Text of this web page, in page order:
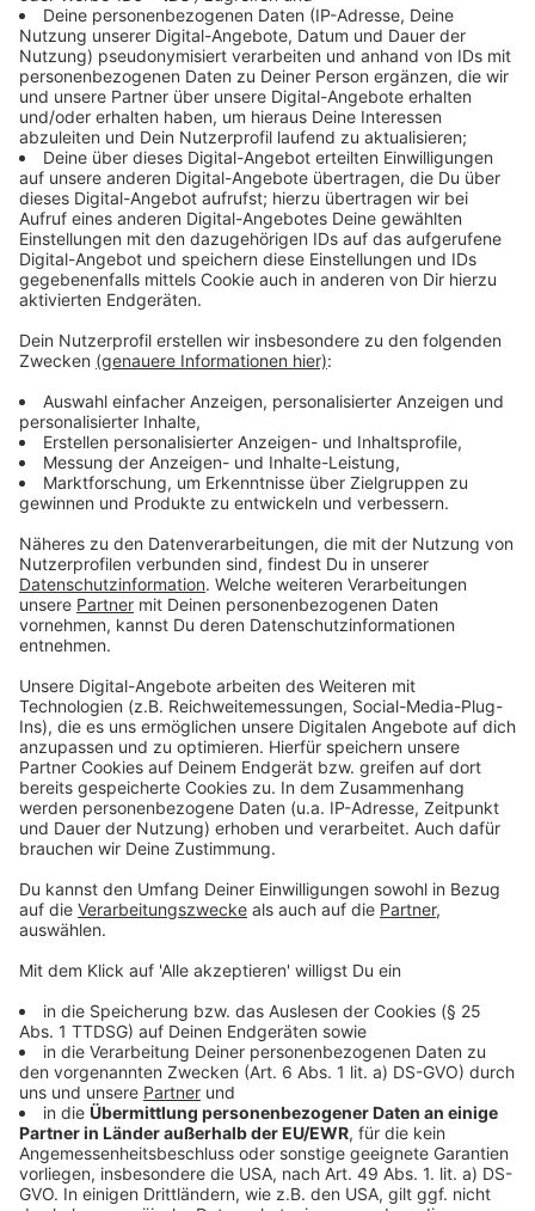
krankarbeiten wird, wenn er nicht bald einen
Assistenten in die Praxis holt. Und so hat es James
Herriot schwer, Fuß zu fassen. Herriot bekommt Hilfe
von Helen Alderson (Rachel Shenton). Die Tochter
eines Farmers ist für den jungen Tierarzt am Ende
sogar mehr als eine freundliche Nachbarschaftshilfe.
Streaming-Dienst: Sky Ticket
Anzeige
Wir benötigen Ihre
Zustimmung, um den YouTube
Video-Service zu laden!
Wir verwenden einen Service eines
Drittanbieters, um Videoinhalte
Daten zu Ihren Aktivitäten
sammeln. Bitte lesen Sie die
Details durch und stimmen Sie der
Nutzung des Service zu, um dieses
Video anzusehen.
Mehr Informationen
Akzeptieren
powered byUsercentrics Consent
Management Platform
Der junge Tierarzt verliebt sich schnell in die
Farmerstochter Helen. Doch die ist schon längst
einem anderen versprochen. So hat der Doktor nicht
nur Probleme mit dem lieben Vieh.
©Copyright: Masterpiece PBS / Sky
Vom Regen in die Traufe. Endlich hat James den Job,
den er immer wollte. Doch in dieser Tierarztpraxis ist
er selber nicht so recht erwünscht.
Anzeige
© Copyright: Masterpiece PBS / Sky